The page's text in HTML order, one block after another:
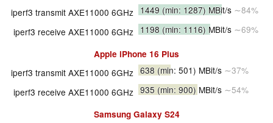
iperf3 transmit AXE11000 6GHz 1449 (min: 1287) MBit/s ∼84%
iperf3 receive AXE11000 6GHz
1198 (min: 1116) MBit/s ∼69%
Apple iPhone 16 Plus
iperf3 transmit AXE11000 6GHz 638 (min: 501) MBit/s ∼37%
iperf3 receive AXE11000 6GHz 935 (min: 900) MBit/s ∼54%
Samsung Galaxy S24